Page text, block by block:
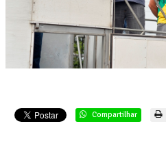
Compartilhar